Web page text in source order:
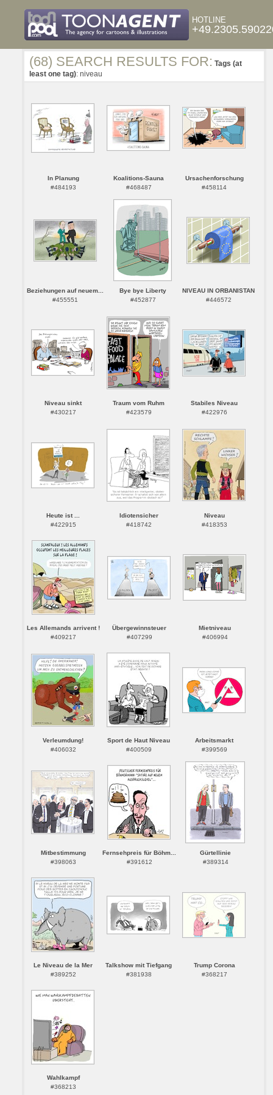
HOTLINE
(68) SEARCH RESULTS FOR: Tags (at
least one tag): niveau
In Planung
#484193
Koalitions-Sauna
#468487
Ursachenforschung
#458114
Beziehungen auf neuem...
#455551
Bye bye Liberty
#452877
NIVEAU IN ORBANISTAN
#446572
Niveau sinkt
#430217
Traum vom Ruhm
#423579
Stabiles Niveau
#422976
Heute ist ...
#422915
Idiotensicher
#418742
Niveau
#418353
Les Allemands arrivent !
#409217
Übergewinnsteuer
#407299
Mietniveau
#406994
Verleumdung!
#406032
Sport de Haut Niveau
#400509
Arbeitsmarkt
#399569
Mitbestimmung
#398063
Fernsehpreis für Böhm...
#391612
Gürtellinie
#389314
Le Niveau de la Mer
#389252
Talkshow mit Tiefgang
#381938
Trump Corona
#368217
Wahlkampf
#368213